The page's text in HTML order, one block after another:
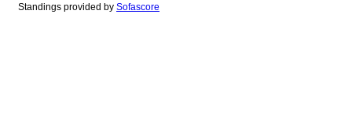
Standings provided by Sofascore